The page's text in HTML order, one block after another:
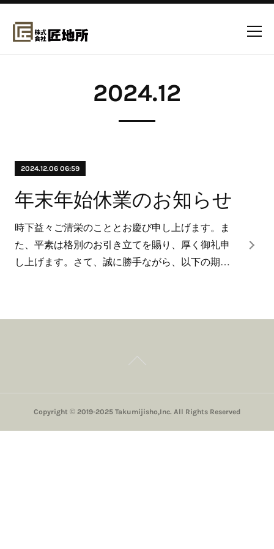
2024.12
2024.12.06 06:59
年末年始休業のお知らせ
時下益々ご清栄のこととお慶び申し上げます。ま
た、平素は格別のお引き立てを賜り、厚く御礼申
し上げます。さて、誠に勝手ながら、以下の期…
Copyright © 2019-2025 Takumijisho,Inc. All Rights Reserved